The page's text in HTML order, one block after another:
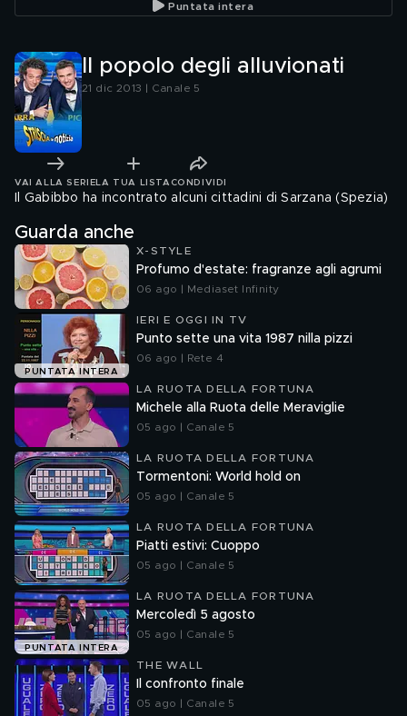
Puntata intera
Il popolo degli alluvionati
21 dic 2013 | Canale 5
VAI ALLA SERIE LA TUA LISTA CONDIVIDI
Il Gabibbo ha incontrato alcuni cittadini di Sarzana (Spezia)
Guarda anche
X-STYLE
Profumo d'estate: fragranze agli agrumi
06 ago | Mediaset Infinity
PUNTATA INTERA
IERI E OGGI IN TV
Punto sette una vita 1987 nilla pizzi
06 ago | Rete 4
LA RUOTA DELLA FORTUNA
Michele alla Ruota delle Meraviglie
05 ago | Canale 5
LA RUOTA DELLA FORTUNA
Tormentoni: World hold on
05 ago | Canale 5
LA RUOTA DELLA FORTUNA
Piatti estivi: Cuoppo
05 ago | Canale 5
PUNTATA INTERA
LA RUOTA DELLA FORTUNA
Mercoledì 5 agosto
05 ago | Canale 5
THE WALL
Il confronto finale
05 ago | Canale 5